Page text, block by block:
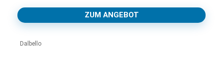
ZUM ANGEBOT
Dalbello